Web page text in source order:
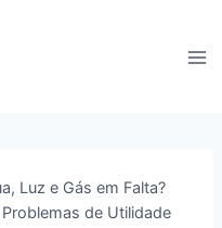
Luz e Gás em Falta?
de Utilidade